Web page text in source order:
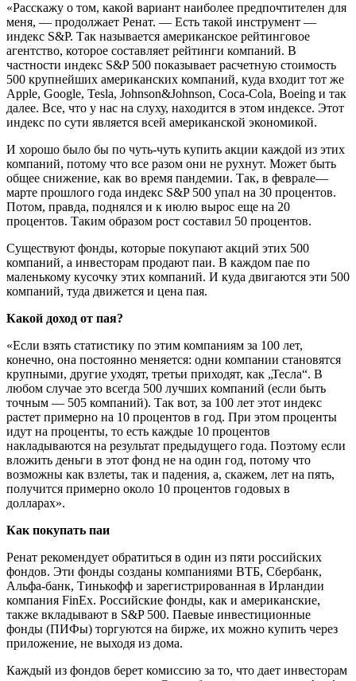
«Расскажу о том, какой вариант наиболее предпочтителен для
меня, — продолжает Ренат. — Есть такой инструмент —
индекс S&P. Так называется американское рейтинговое
агентство, которое составляет рейтинги компаний. В
частности индекс S&P 500 показывает расчетную стоимость
500 крупнейших американских компаний, куда входит тот же
Apple, Google, Tesla, Johnson&Johnson, Coca-Cola, Boeing и так
далее. Все, что у нас на слуху, находится в этом индексе. Этот
индекс по сути является всей американской экономикой.
И хорошо было бы по чуть-чуть купить акции каждой из этих
компаний, потому что все разом они не рухнут. Может быть
общее снижение, как во время пандемии. Так, в феврале—
марте прошлого года индекс S&P 500 упал на 30 процентов.
Потом, правда, поднялся и к июлю вырос еще на 20
процентов. Таким образом рост составил 50 процентов.
Существуют фонды, которые покупают акций этих 500
компаний, а инвесторам продают паи. В каждом пае по
маленькому кусочку этих компаний. И куда двигаются эти 500
компаний, туда движется и цена пая.
Какой доход от пая?
«Если взять статистику по этим компаниям за 100 лет,
конечно, она постоянно меняется: одни компании становятся
крупными, другие уходят, третьи приходят, как „Тесла“. В
любом случае это всегда 500 лучших компаний (если быть
точным — 505 компаний). Так вот, за 100 лет этот индекс
растет примерно на 10 процентов в год. При этом проценты
идут на проценты, то есть каждые 10 процентов
накладываются на результат предыдущего года. Поэтому если
вложить деньги в этот фонд не на один год, потому что
возможны как взлеты, так и падения, а, скажем, лет на пять,
получится примерно около 10 процентов годовых в
долларах».
Как покупать паи
Ренат рекомендует обратиться в один из пяти российских
фондов. Эти фонды созданы компаниями ВТБ, Сбербанк,
Альфа-банк, Тинькофф и зарегистрированная в Ирландии
компания FinEx. Российские фонды, как и американские,
также вкладывают в S&P 500. Паевые инвестиционные
фонды (ПИФы) торгуются на бирже, их можно купить через
приложение, не выходя из дома.
Каждый из фондов берет комиссию за то, что дает инвесторам